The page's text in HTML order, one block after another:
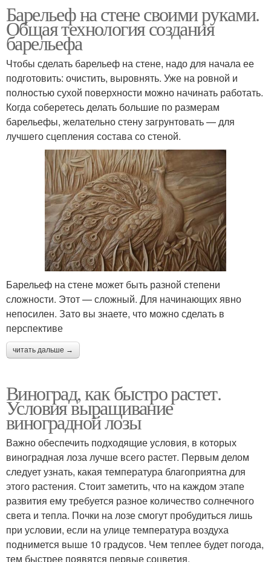
Барельеф на стене своими руками.
Общая технология создания
барельефа
Чтобы сделать барельеф на стене, надо для начала ее
подготовить: очистить, выровнять. Уже на ровной и
полностью сухой поверхности можно начинать работать.
Когда соберетесь делать большие по размерам
барельефы, желательно стену загрунтовать — для
лучшего сцепления состава со стеной.
Барельеф на стене может быть разной степени
сложности. Этот — сложный. Для начинающих явно
непосилен. Зато вы знаете, что можно сделать в
перспективе
читать дальше →
Виноград, как быстро растет.
Условия выращивание
виноградной лозы
Важно обеспечить подходящие условия, в которых
виноградная лоза лучше всего растет. Первым делом
следует узнать, какая температура благоприятна для
этого растения. Стоит заметить, что на каждом этапе
развития ему требуется разное количество солнечного
света и тепла. Почки на лозе смогут пробудиться лишь
при условии, если на улице температура воздуха
поднимется выше 10 градусов. Чем теплее будет погода,
тем быстрее появятся первые соцветия.